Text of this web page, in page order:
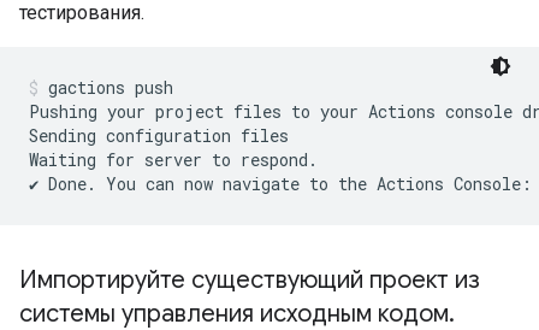
тестирования.
gactions push
Pushing your project files to your Actions
Sending configuration files
Waiting for server to respond.
Импортируйте существующий проект из
системы управления исходным кодом.